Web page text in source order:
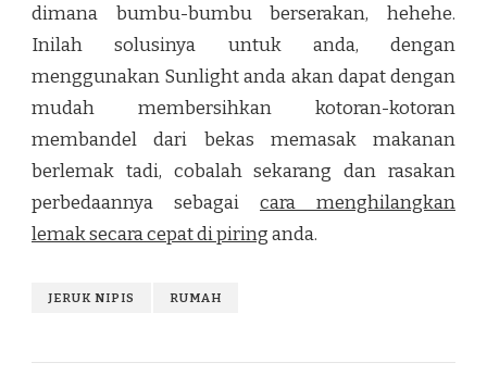
dimana bumbu-bumbu berserakan, hehehe.
Inilah solusinya untuk anda, dengan
menggunakan Sunlight anda akan dapat dengan
mudah membersihkan kotoran-kotoran
membandel dari bekas memasak makanan
berlemak tadi, cobalah sekarang dan rasakan
perbedaannya sebagai cara menghilangkan
lemak secara cepat di piringanda.
JERUK NIPIS RUMAH